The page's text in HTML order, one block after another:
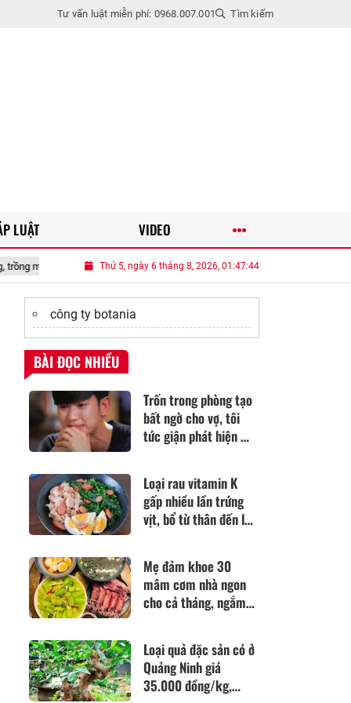
Tư vấn luật miễn phí: 0968.007.001 Tìm kiếm
năm, vào chậu làm bonsai giúp chiêu tài Gặp nữ Thủ khoa thích
Thứ 5, ngày 6 tháng 8, 2026, 01:47:46
LUẬT VIDEO
công ty botania
BÀI ĐỌC NHIỀU
Trốn trong phòng tạo
bất ngờ cho vợ, tôi
tức giận phát hiện bí
Loại rau vitamin K
gấp nhiều lần trứng
vịt, bổ từ thân đến lá,
được món cực ngon
mát ngày hè
Mẹ đảm khoe 30
mâm cơm nhà ngon
cho cả tháng, ngắm
hôm nay nấu gì!
Loại quả đặc sản có ở
Quảng Ninh giá
35.000 đồng/kg,